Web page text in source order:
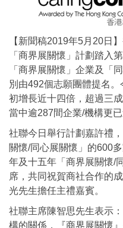
【新聞稿2019年5月20日
「商界展關懷」計劃踏入
「商界展關懷」企業及「
別由492個志願團體提名
初增長近十四倍，超過三
當中逾287間企業/機構更
社聯今日舉行計劃嘉許禮
關懷/同心展關懷」的600
年及十五年「商界展關懷/
席，共同祝賀商社合作的
光先生擔任主禮嘉賓。
社聯主席陳智思先生表示
構的關係，『商界展關懷